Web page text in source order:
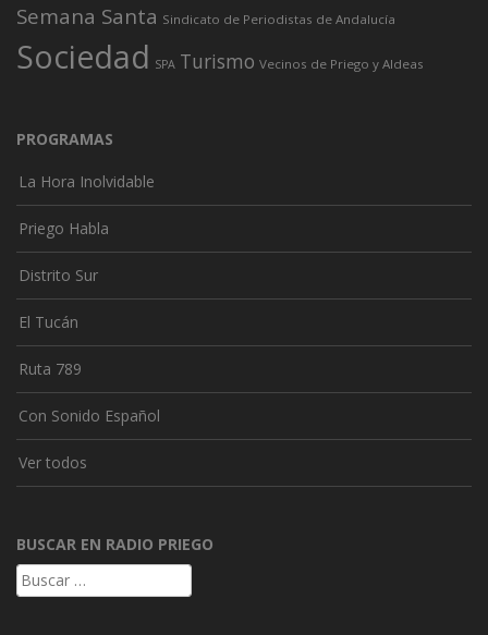
Semana Santa Sindicato de Periodistas de Andalucía
Sociedad SPA Turismo Vecinos de Priego y Aldeas
PROGRAMAS
La Hora Inolvidable
Priego Habla
Distrito Sur
El Tucán
Ruta 789
Con Sonido Español
Ver todos
BUSCAR EN RADIO PRIEGO
Buscar: